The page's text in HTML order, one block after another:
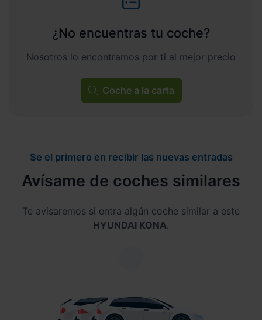
¿No encuentras tu coche?
Nosotros lo encontramos por ti al mejor precio
Coche a la carta
Se el primero en recibir las nuevas entradas
Avísame de coches similares
Te avisaremos si entra algún coche similar a este
HYUNDAI KONA.